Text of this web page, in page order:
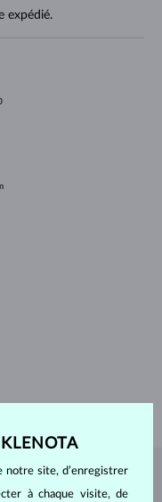
expédié.
KLENOTA
notre site, d’enregistrer
à chaque visite, de